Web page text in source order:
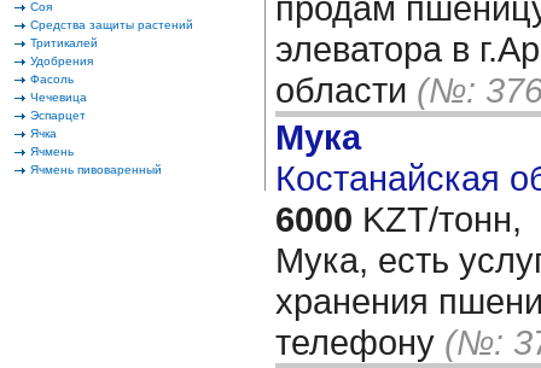
Соя
Средства защиты растений
Тритикалей
Удобрения
Фасоль
Чечевица
Эспарцет
Ячка
Ячмень
Ячмень пивоваренный
элеватора в
области (№:
Мука
Костанайская
6000 KZT/тонн,
Мука, есть
хранения
телефону (№: